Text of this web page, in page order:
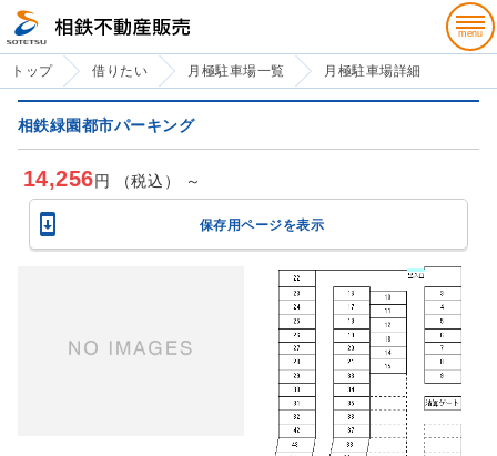
トップ 借りたい 月極駐車場一覧 月極駐車場詳細
相鉄緑園都市パーキング
14,256円 （税込） ～
 保存用ページを表示